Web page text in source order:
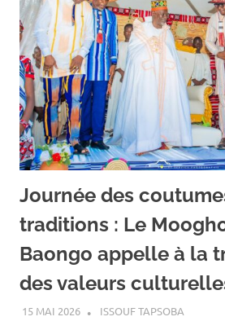
Journée des
traditions : Le
Baongo appelle à la
des valeurs
15 MAI 2026 ISSOUF TAPSOBA